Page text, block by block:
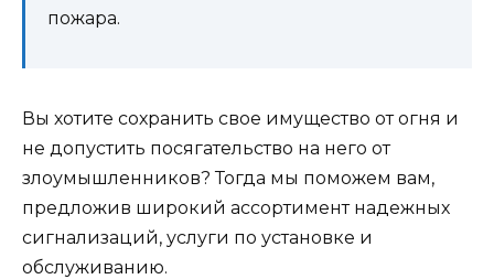
пожара.
Вы хотите сохранить свое имущество от огня и
не допустить посягательство на него от
злоумышленников? Тогда мы поможем вам,
предложив широкий ассортимент надежных
сигнализаций, услуги по установке и
обслуживанию.